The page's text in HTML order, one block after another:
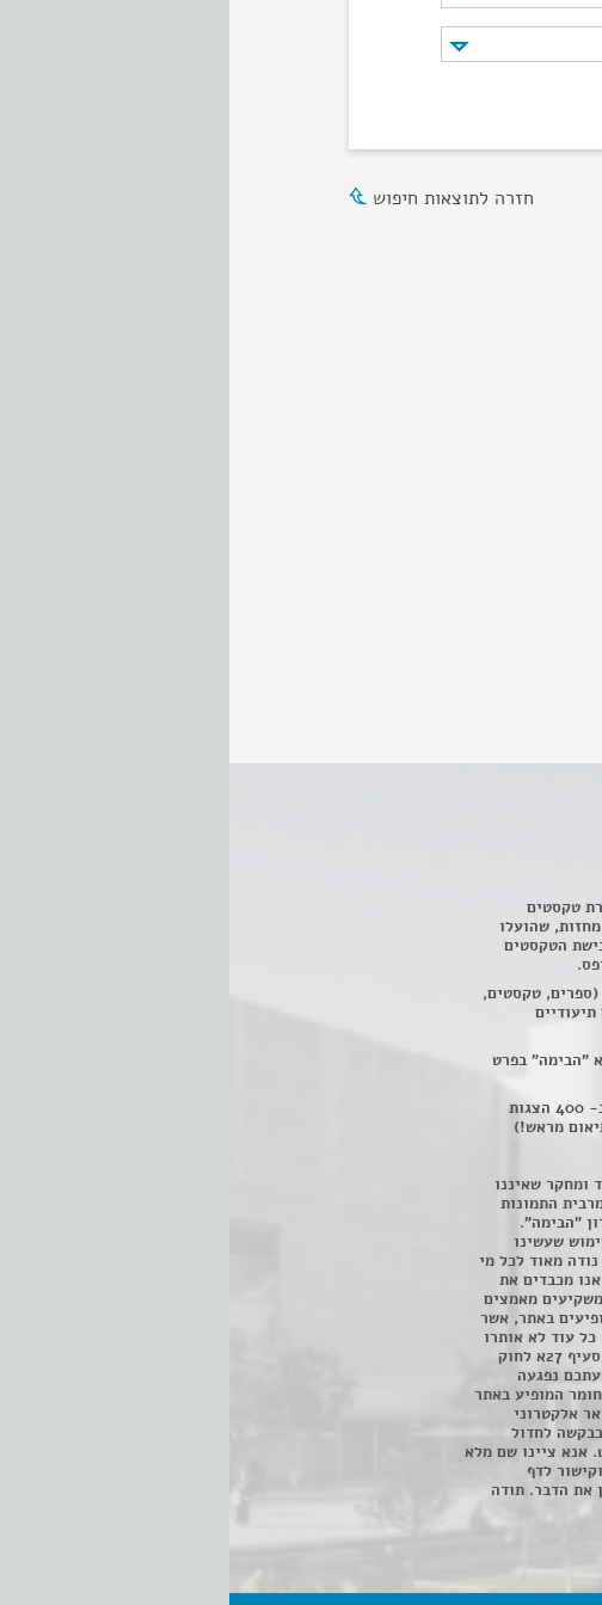
חזרה לתוצאות חיפוש
טקסטים
ומונולוגים (מתוך למעלה מ – 3500 מחזות, שהועלו
הטקסטים
(ספרים, טקסטים,
"הבימה" בפרט
חדר הצפייה מרווח ובו ניתן לצפות ב- 400 הצגות
מראש!)
ומחקר שאיננו
התמונות
"הבימה".
שעשינו
מאוד לכל מי
מכבדים את
מאמצים
באתר, אשר
כל עוד לא אותרו
בעלי הזכויות, השימוש נעשה על פי סעיף 27א לחוק
2007. אם לדעתכם נפגעה
המופיע באתר
אלקטרוני
לחדול
אנא ציינו שם מלא
לדף
את הדבר. תודה